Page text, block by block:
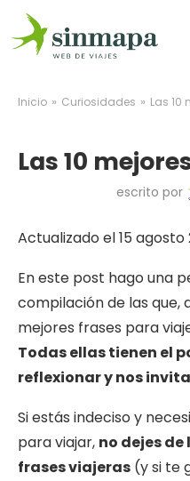
Inicio » Curiosidades » Las 10
Las 10
escrito por
Actualizado el 15 agosto
En este post hago una
compilación de las que,
mejores frases para
Todas ellas tienen el
reflexionar y nos
Si estás indeciso y
para viajar, no dejes
frases viajeras (y si te